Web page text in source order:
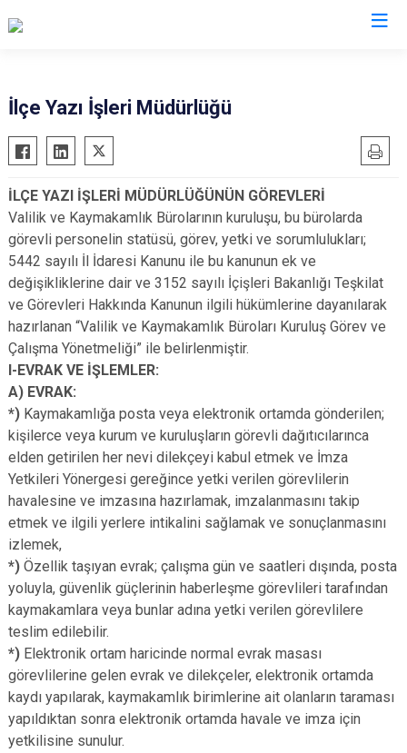
Gebze
Gölcük
Kandıra
Karamürsel
Körfez
Derince
Çayırova
Dilovası
İzmit
Kartepe
İlçe Yazı İşleri Müdürlüğü
İLÇE YAZI İŞLERİ MÜDÜRLÜĞÜNÜN GÖREVLERİ
Valilik ve Kaymakamlık Bürolarının kuruluşu, bu bürolarda
görevli personelin statüsü, görev, yetki ve sorumlulukları;
5442 sayılı İl İdaresi Kanunu ile bu kanunun ek ve
değişikliklerine dair ve 3152 sayılı İçişleri Bakanlığı Teşkilat
ve Görevleri Hakkında Kanunun ilgili hükümlerine dayanılarak
hazırlanan “Valilik ve Kaymakamlık Büroları Kuruluş Görev ve
Çalışma Yönetmeliği” ile belirlenmiştir.
I-EVRAK VE İŞLEMLER:
A) EVRAK:
*) Kaymakamlığa posta veya elektronik ortamda gönderilen;
kişilerce veya kurum ve kuruluşların görevli dağıtıcılarınca
elden getirilen her nevi dilekçeyi kabul etmek ve İmza
Yetkileri Yönergesi gereğince yetki verilen görevlilerin
havalesine ve imzasına hazırlamak, imzalanmasını takip
etmek ve ilgili yerlere intikalini sağlamak ve sonuçlanmasını
izlemek,
*) Özellik taşıyan evrak; çalışma gün ve saatleri dışında, posta
yoluyla, güvenlik güçlerinin haberleşme görevlileri tarafından
kaymakamlara veya bunlar adına yetki verilen görevlilere
teslim edilebilir.
*) Elektronik ortam haricinde normal evrak masası
görevlilerine gelen evrak ve dilekçeler, elektronik ortamda
kaydı yapılarak, kaymakamlık birimlerine ait olanların taraması
yapıldıktan sonra elektronik ortamda havale ve imza için
yetkilisine sunulur.